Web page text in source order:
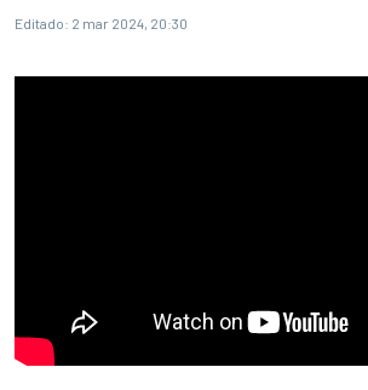
Editado: 2 mar 2024, 20:30